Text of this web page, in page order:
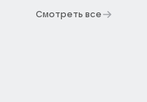
Смотреть все